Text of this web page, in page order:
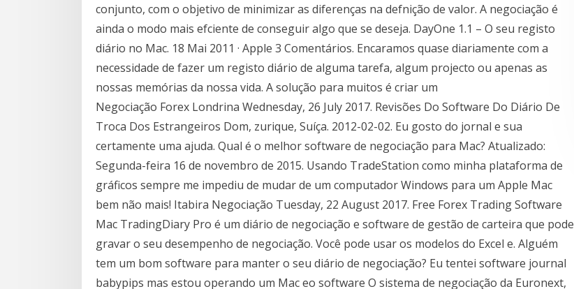
conjunto, com o objetivo de minimizar as diferenças na defnição de valor. A negociação é
ainda o modo mais efciente de conseguir algo que se deseja. DayOne 1.1 – O seu registo
diário no Mac. 18 Mai 2011 · Apple 3 Comentários. Encaramos quase diariamente com a
necessidade de fazer um registo diário de alguma tarefa, algum projecto ou apenas as
nossas memórias da nossa vida. A solução para muitos é criar um
Negociação Forex Londrina Wednesday, 26 July 2017. Revisões Do Software Do Diário De
Troca Dos Estrangeiros Dom, zurique, Suíça. 2012-02-02. Eu gosto do jornal e sua
certamente uma ajuda. Qual é o melhor software de negociação para Mac? Atualizado:
Segunda-feira 16 de novembro de 2015. Usando TradeStation como minha plataforma de
gráficos sempre me impediu de mudar de um computador Windows para um Apple Mac
bem não mais! Itabira Negociação Tuesday, 22 August 2017. Free Forex Trading Software
Mac TradingDiary Pro é um diário de negociação e software de gestão de carteira que pode
gravar o seu desempenho de negociação. Você pode usar os modelos do Excel e. Alguém
tem um bom software para manter o seu diário de negociação? Eu tentei software journal
babypips mas estou operando um Mac eo software O sistema de negociação da Euronext,